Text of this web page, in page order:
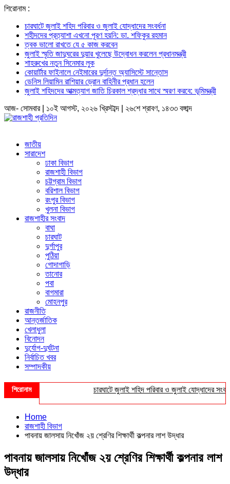
শিরোনাম :
চারঘাটে জুলাই শহিদ পরিবার ও জুলাই যোদ্ধাদের সংবর্ধনা
শহীদদের প্রত্যাশা এখনো পূরণ হয়নি: ডা. শফিকুর রহমান
ত্বক ভালো রাখতে যে ৫ কাজ করবেন
জুলাই স্মৃতি জাদুঘরের দুয়ার খুলেছে উদ্বোধন করলেন প্রধানমন্ত্রী
শাহরুখের নতুন সিনেমার লুক
কোয়ার্টার ফাইনালে নেইমারের দুর্দান্ত অ্যাসিস্টে সান্তোস
ডেনিস লিয়ামিন রাশিয়ার ড্রোন বাহিনীর প্রধান হলেন
জুলাই শহিদদের আত্মত্যাগ জাতি চিরকাল শ্রদ্ধার সাথে স্মরণ করবে: ভূমিমন্ত্রী
আজ- সোমবার | ১০ই আগস্ট, ২০২৬ খ্রিস্টাব্দ | ২৬শে শ্রাবণ, ১৪৩৩ বঙ্গাব্দ
জাতীয়
সারাদেশ
ঢাকা বিভাগ
রাজশাহী বিভাগ
চট্টগ্রাম বিভাগ
বরিশাল বিভাগ
রংপুর বিভাগ
খুলনা বিভাগ
রাজশাহীর সংবাদ
বাঘা
চারঘাট
দুর্গাপুর
পুঠিয়া
গোদাগাড়ি
তানোর
পবা
বাগমারা
মোহনপুর
রাজনীতি
আন্তর্জাতিক
খেলাধুলা
বিনোদন
দুর্যোগ-দুর্ঘটনা
নির্বাচিত খবর
সম্পাদকীয়
শিরোনাম চারঘাটে জুলাই শহিদ পরিবার ও জুলাই যোদ্ধাদের সংবর্ধনা
Home
রাজশাহী বিভাগ
পাবনায় জালসায় নিখোঁজ ২য় শ্রেণির শিক্ষার্থী কল্পনার লাশ উদ্ধার
পাবনায় জালসায় নিখোঁজ ২য় শ্রেণির শিক্ষার্থী কল্পনার লাশ
উদ্ধার